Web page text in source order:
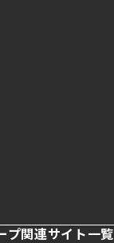
プ関連サイト一覧